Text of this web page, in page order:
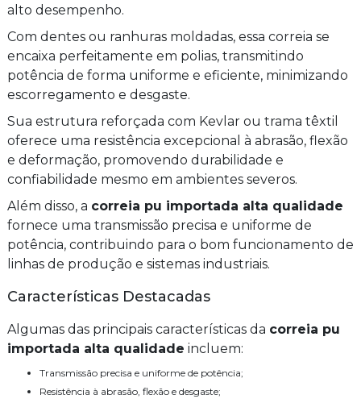
alto desempenho.
Com dentes ou ranhuras moldadas, essa correia se
encaixa perfeitamente em polias, transmitindo
potência de forma uniforme e eficiente, minimizando
escorregamento e desgaste.
Sua estrutura reforçada com Kevlar ou trama têxtil
oferece uma resistência excepcional à abrasão, flexão
e deformação, promovendo durabilidade e
confiabilidade mesmo em ambientes severos.
Além disso, a correia pu importada alta qualidade
fornece uma transmissão precisa e uniforme de
potência, contribuindo para o bom funcionamento de
linhas de produção e sistemas industriais.
Características Destacadas
Algumas das principais características da correia pu
importada alta qualidade incluem:
Transmissão precisa e uniforme de potência;
Resistência à abrasão, flexão e desgaste;